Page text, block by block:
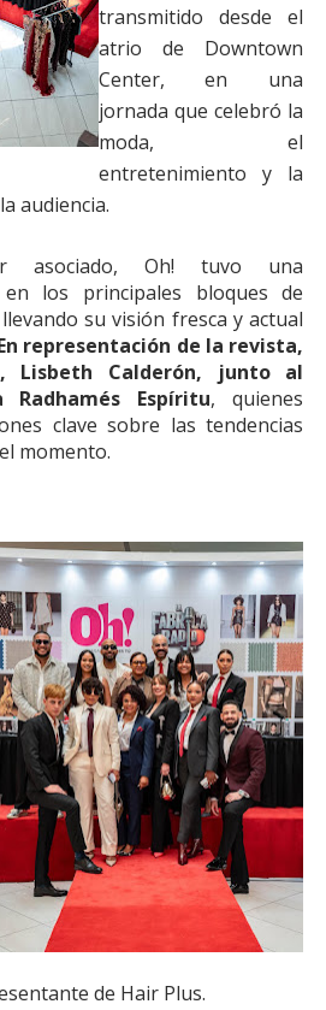
transmitido desde el
atrio de Downtown
Center, en una
jornada que celebró la
moda, el
entretenimiento y la
audiencia.
asociado, Oh! tuvo una
en los principales bloques de
su visión fresca y actual
representación de la revista,
Lisbeth Calderón, junto al
Espíritu, quienes
clave sobre las tendencias
momento.
de Hair Plus.